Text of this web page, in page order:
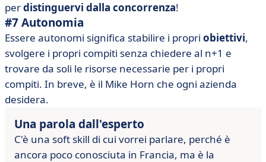
perdistinguervi dalla concorrenza!
#7 Autonomia
Essere autonomi significa stabilire i propri obiettivi,
svolgere i propri compiti senza chiedere al n+1 e
trovare da soli le risorse necessarie per i propri
compiti. In breve, è il Mike Horn che ogni azienda
desidera.
Una parola dall'esperto
C'è una soft skill di cui vorrei parlare, perché è
ancora poco conosciuta in Francia, ma è la